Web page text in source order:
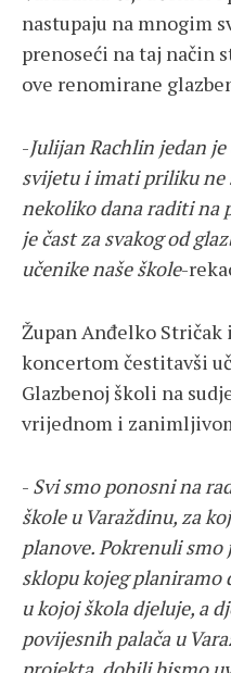
nastupaju na mnogim
prenoseći na taj način
ove renomirane
-Julijan Rachlin jedan
svijetu i imati priliku ne
nekoliko dana raditi na
je čast za svakog od
učenike naše škole-
Župan Anđelko
koncertom čestitavši
Glazbenoj školi na
vrijednom i
- Svi smo ponosni na
škole u Varaždinu, za
planove. Pokrenuli
sklopu kojeg
u kojoj škola djeluje, a
povijesnih palača u